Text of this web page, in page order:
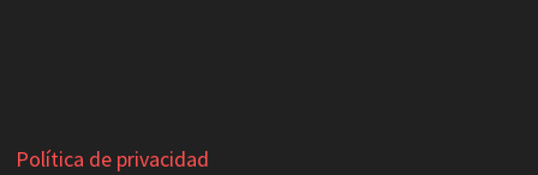
Política de privacidad